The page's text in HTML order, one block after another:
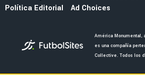
Política Editorial
Ad Choices
América Monumental,
es una compañía
Collective. Todos los